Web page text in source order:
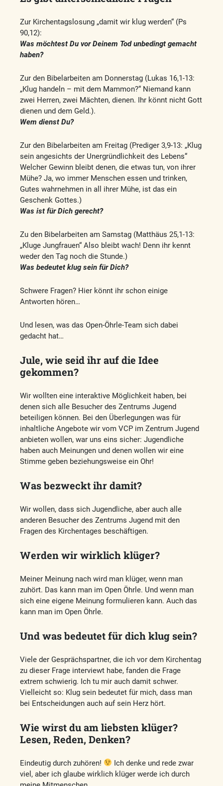
Zur Kirchentagslosung „damit wir klug werden“ (Ps
90,12):
Was möchtest Du vor Deinem Tod unbedingt gemacht
haben?
Zur den Bibelarbeiten am Donnerstag (Lukas 16,1-13:
„Klug handeln – mit dem Mammon?“ Niemand kann
zwei Herren, zwei Mächten, dienen. Ihr könnt nicht Gott
dienen und dem Geld.).
Wem dienst Du?
Zur den Bibelarbeiten am Freitag (Prediger 3,9-13: „Klug
sein angesichts der Unergründlichkeit des Lebens“
Welcher Gewinn bleibt denen, die etwas tun, von ihrer
Mühe? Ja, wo immer Menschen essen und trinken,
Gutes wahrnehmen in all ihrer Mühe, ist das ein
Geschenk Gottes.)
Was ist für Dich gerecht?
Zu den Bibelarbeiten am Samstag (Matthäus 25,1-13:
„Kluge Jungfrauen“ Also bleibt wach! Denn ihr kennt
weder den Tag noch die Stunde.)
Was bedeutet klug sein für Dich?
Schwere Fragen? Hier könnt ihr schon einige
Antworten hören…
Und lesen, was das Open-Öhrle-Team sich dabei
gedacht hat…
Jule, wie seid ihr auf die Idee
gekommen?
Wir wollten eine interaktive Möglichkeit haben, bei
denen sich alle Besucher des Zentrums Jugend
beteiligen können. Bei den Überlegungen was für
inhaltliche Angebote wir vom VCP im Zentrum Jugend
anbieten wollen, war uns eins sicher: Jugendliche
haben auch Meinungen und denen wollen wir eine
Stimme geben beziehungsweise ein Ohr!
Was bezweckt ihr damit?
Wir wollen, dass sich Jugendliche, aber auch alle
anderen Besucher des Zentrums Jugend mit den
Fragen des Kirchentages beschäftigen.
Werden wir wirklich klüger?
Meiner Meinung nach wird man klüger, wenn man
zuhört. Das kann man im Open Öhrle. Und wenn man
sich eine eigene Meinung formulieren kann. Auch das
kann man im Open Öhrle.
Und was bedeutet für dich klug sein?
Viele der Gesprächspartner, die ich vor dem Kirchentag
zu dieser Frage interviewt habe, fanden die Frage
extrem schwierig. Ich tu mir auch damit schwer.
Vielleicht so: Klug sein bedeutet für mich, dass man
bei Entscheidungen auch auf sein Herz hört.
Wie wirst du am liebsten klüger?
Lesen, Reden, Denken?
Eindeutig durch zuhören!
Ich denke und rede zwar
viel, aber ich glaube wirklich klüger werde ich durch